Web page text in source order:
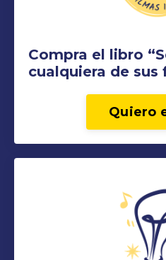
Compra el libro
cualquiera de sus
Quiero